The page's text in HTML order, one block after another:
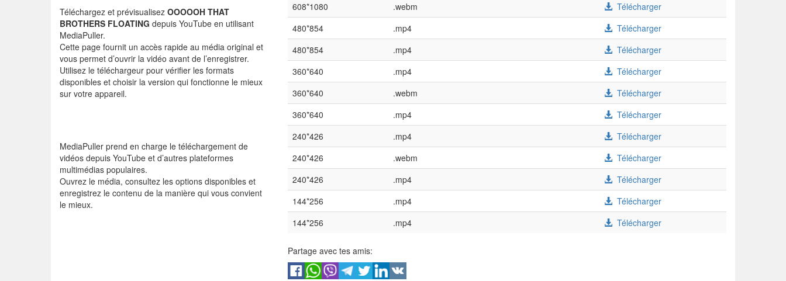
Téléchargez et prévisualisez OOOOOH THAT
BROTHERS FLOATING depuis YouTube en utilisant
MediaPuller.
Cette page fournit un accès rapide au média original et
vous permet d’ouvrir la vidéo avant de l’enregistrer.
Utilisez le téléchargeur pour vérifier les formats
disponibles et choisir la version qui fonctionne le mieux
sur votre appareil.
MediaPuller prend en charge le téléchargement de
vidéos depuis YouTube et d’autres plateformes
multimédias populaires.
Ouvrez le média, consultez les options disponibles et
enregistrez le contenu de la manière qui vous convient
le mieux.
608*1080
.webm
Télécharger
480*854
.mp4
Télécharger
480*854
.mp4
Télécharger
360*640
.mp4
Télécharger
360*640
.webm
Télécharger
360*640
.mp4
Télécharger
240*426
.mp4
Télécharger
240*426
.webm
Télécharger
240*426
.mp4
Télécharger
144*256
.mp4
Télécharger
144*256
.mp4 Télécharger
Partage avec tes amis: